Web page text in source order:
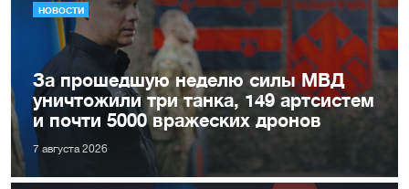
НОВОСТИ
За прошедшую неделю силы МВД
уничтожили три танка, 149 артсистем
и почти 5000 вражеских дронов
7 августа 2026